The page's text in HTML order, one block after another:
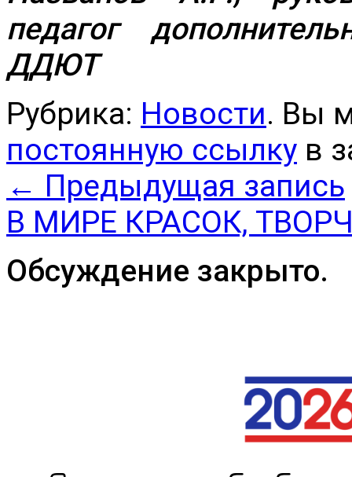
педагог
ДДЮТ
Рубрика: Новости. Вы
постоянную ссылку в
← Предыдущая запись
В МИРЕ КРАСОК,
Обсуждение закрыто.